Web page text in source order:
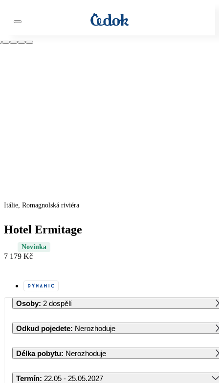
Itálie, Romagnolská riviéra
Hotel Ermitage
Novinka
7 179 Kč
Osoby: 2 dospělí
Odkud pojedete: Nerozhoduje
Délka pobytu: Nerozhoduje
Termín: 22.05 - 25.05.2027